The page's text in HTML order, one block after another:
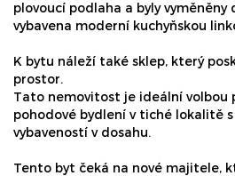
plovoucí podlaha a byly vyměněny
vybavena moderní kuchyňskou
K bytu náleží také sklep, který
prostor.
Tato nemovitost je ideální volbou
pohodové bydlení v tiché lokalitě
vybaveností v dosahu.
Tento byt čeká na nové majitele,